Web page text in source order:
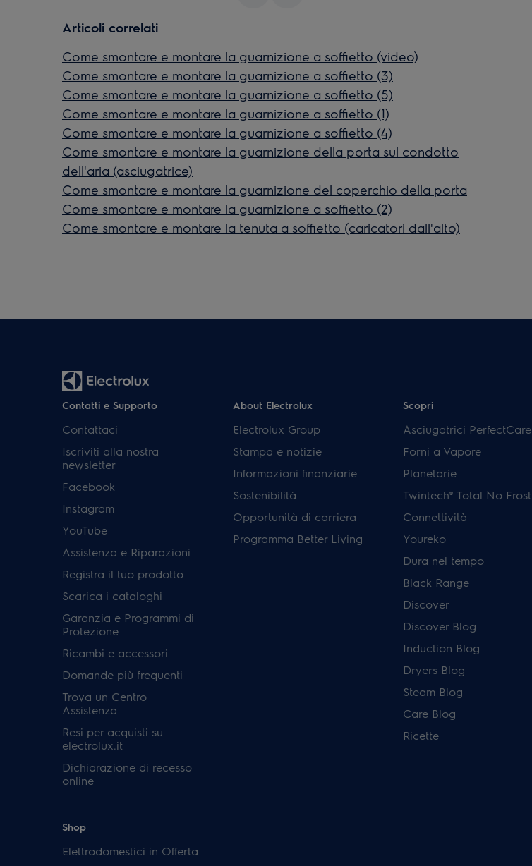
Articoli correlati
Come smontare e montare la guarnizione a soffietto (video)
Come smontare e montare la guarnizione a soffietto (3)
Come smontare e montare la guarnizione a soffietto (5)
Come smontare e montare la guarnizione a soffietto (1)
Come smontare e montare la guarnizione a soffietto (4)
Come smontare e montare la guarnizione della porta sul condotto
dell'aria (asciugatrice)
Come smontare e montare la guarnizione del coperchio della porta
Come smontare e montare la guarnizione a soffietto (2)
Come smontare e montare la tenuta a soffietto (caricatori dall'alto)
Contatti e Supporto
Contattaci
Iscriviti alla nostra
newsletter
Facebook
Instagram
YouTube
Assistenza e Riparazioni
Registra il tuo prodotto
Scarica i cataloghi
Garanzia e Programmi di
Protezione
Ricambi e accessori
Domande più frequenti
Trova un Centro
Assistenza
Resi per acquisti su
electrolux.it
Dichiarazione di recesso
online
About Electrolux
Electrolux Group
Stampa e notizie
Informazioni finanziarie
Sostenibilità
Opportunità di carriera
Programma Better Living
Scopri
Asciugatrici PerfectCare
Forni a Vapore
Planetarie
Twintech® Total No Frost
Connettività
Youreko
Dura nel tempo
Black Range
Discover
Discover Blog
Induction Blog
Dryers Blog
Steam Blog
Care Blog
Ricette
Shop
Elettrodomestici in Offerta